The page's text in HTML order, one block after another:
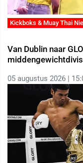
Kickboks & Muay Thai
Van Dublin naar
05 augustus 2026 |